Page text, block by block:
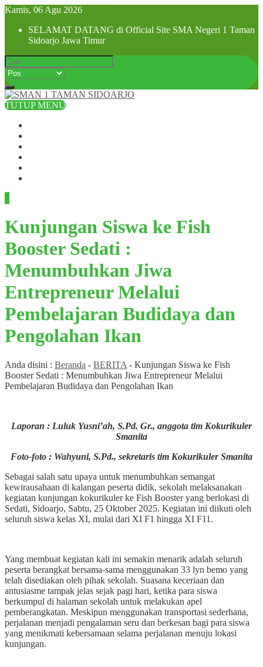
Kamis, 06 Agu 2026
SELAMAT DATANG di Official Site SMA Negeri 1 Taman
Sidoarjo Jawa Timur
TUTUP MENU
Kunjungan Siswa ke Fish
Booster Sedati :
Menumbuhkan Jiwa
Entrepreneur Melalui
Pembelajaran Budidaya dan
Pengolahan Ikan
Anda disini : Beranda - BERITA - Kunjungan Siswa ke Fish
Booster Sedati : Menumbuhkan Jiwa Entrepreneur Melalui
Pembelajaran Budidaya dan Pengolahan Ikan
Laporan : Luluk Yusni’ah, S.Pd. Gr., anggota tim Kokurikuler
Smanita
Foto-foto : Wahyuni, S.Pd., sekretaris tim Kokurikuler Smanita
Sebagai salah satu upaya untuk menumbuhkan semangat
kewirausahaan di kalangan peserta didik, sekolah melaksanakan
kegiatan kunjungan kokurikuler ke Fish Booster yang berlokasi di
Sedati, Sidoarjo, Sabtu, 25 Oktober 2025. Kegiatan ini diikuti oleh
seluruh siswa kelas XI, mulai dari XI F1 hingga XI F11.
Yang membuat kegiatan kali ini semakin menarik adalah seluruh
peserta berangkat bersama-sama menggunakan 33 lyn bemo yang
telah disediakan oleh pihak sekolah. Suasana keceriaan dan
antusiasme tampak jelas sejak pagi hari, ketika para siswa
berkumpul di halaman sekolah untuk melakukan apel
pemberangkatan. Meskipun menggunakan transportasi sederhana,
perjalanan menjadi pengalaman seru dan berkesan bagi para siswa
yang menikmati kebersamaan selama perjalanan menuju lokasi
kunjungan.